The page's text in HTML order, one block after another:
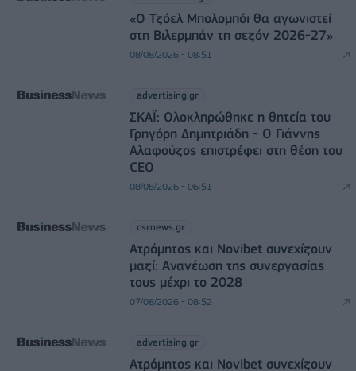
«Ο Τζόελ Μπολομπόι θα αγωνιστεί
στη Βιλερμπάν τη σεζόν 2026-27»
08/08/2026 - 08:51
advertising.gr
ΣΚΑΪ: Ολοκληρώθηκε η θητεία του
Γρηγόρη Δημητριάδη - Ο Γιάννης
Αλαφούζος επιστρέφει στη θέση του
CEO
08/08/2026 - 06:51
csrnews.gr
Ατρόμητος και Novibet συνεχίζουν
μαζί: Ανανέωση της συνεργασίας
τους μέχρι το 2028
07/08/2026 - 08:52
advertising.gr
Ατρόμητος και Novibet συνεχίζουν